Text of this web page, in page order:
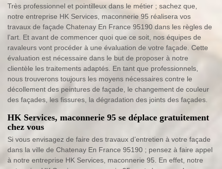
Très professionnel et pointilleux dans le métier ; sachez que,
notre entreprise HK Services, maconnerie 95 réalisera vos
travaux de façade Chatenay En France 95190 dans les règles de
l’art. Et avant de commencer quoi que ce soit, nos équipes de
ravaleurs vont procéder à une évaluation de votre façade. Cette
évaluation est nécessaire dans le but de proposer à notre
clientèle les traitements adaptés. En tant que professionnels,
nous trouverons toujours les moyens nécessaires contre le
décollement des peintures de façade, le changement de couleur
des façades, les fissures, la dégradation des joints des façades.
HK Services, maconnerie 95 se déplace gratuitement
chez vous
Si vous envisagez de faire des travaux d’entretien à votre façade
dans la ville de Chatenay En France 95190 ; pensez à faire appel
à notre entreprise HK Services, maconnerie 95. En effet, notre